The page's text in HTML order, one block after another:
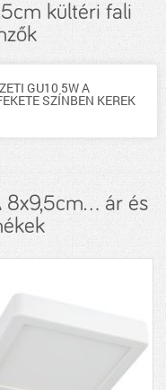
kültéri fali
GU10 5W A
SZÍNBEN KEREK
8x9,5cm... ár és